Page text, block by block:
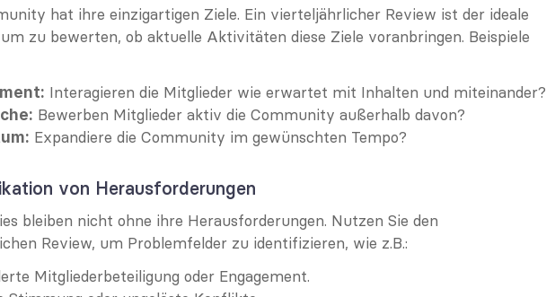
hat ihre einzigartigen Ziele. Ein vierteljährlicher Review ist der ideale
zu bewerten, ob aktuelle Aktivitäten diese Ziele voranbringen. Beispiele
Interagieren die Mitglieder wie erwartet mit Inhalten und miteinander?
Bewerben Mitglieder aktiv die Community außerhalb davon?
Expandiere die Community im gewünschten Tempo?
von Herausforderungen
bleiben nicht ohne ihre Herausforderungen. Nutzen Sie den
Review, um Problemfelder zu identifizieren, wie z.B.:
Mitgliederbeteiligung oder Engagement.